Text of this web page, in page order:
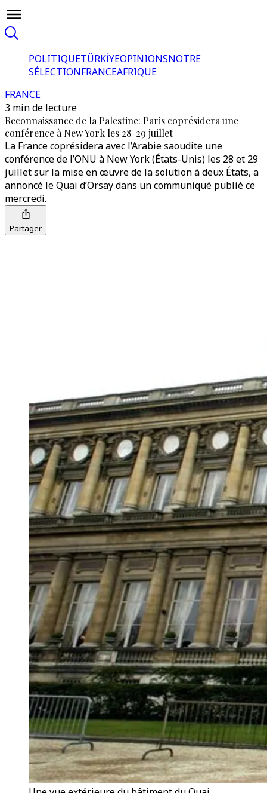
POLITIQUETÜRKİYEOPINIONSNOTRE
SÉLECTIONFRANCEAFRIQUE
FRANCE
3 min de lecture
Reconnaissance de la Palestine: Paris coprésidera une
conférence à New York les 28-29 juillet
La France coprésidera avec l’Arabie saoudite une
conférence de l’ONU à New York (États-Unis) les 28 et 29
juillet sur la mise en œuvre de la solution à deux États, a
annoncé le Quai d’Orsay dans un communiqué publié ce
mercredi.
Partager